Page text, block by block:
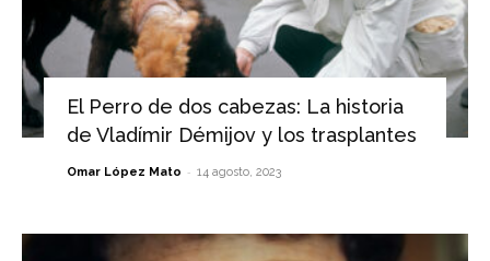
El Perro de dos cabezas: La historia
de Vladímir Démijov y los trasplantes
Omar López Mato - 14 agosto, 2023